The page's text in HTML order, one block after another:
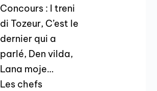
Concours : I treni
di Tozeur, C’est le
dernier qui a
parlé, Den vilda,
Lana moje…
Les chefs